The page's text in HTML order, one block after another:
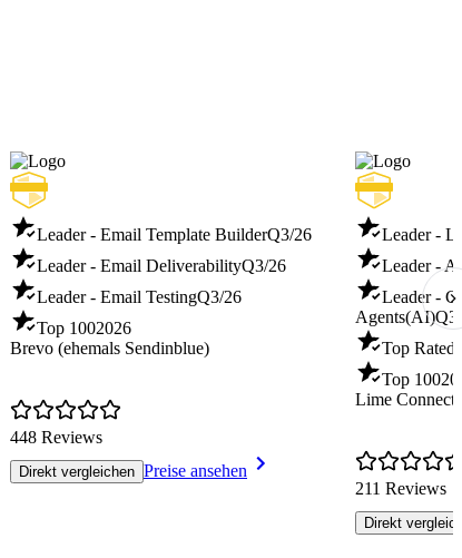
Leader - Email Template BuilderQ3/26
Leader - Email DeliverabilityQ3/26
Leader - Email TestingQ3/26
Top 1002026
Brevo (ehemals Sendinblue)
448 Reviews
Direkt vergleichen Preise ansehen
Leader -
Leader -
Leader -
Agents(AI)
Top Rated
Top 100
Lime Connect
211 Reviews
Direkt